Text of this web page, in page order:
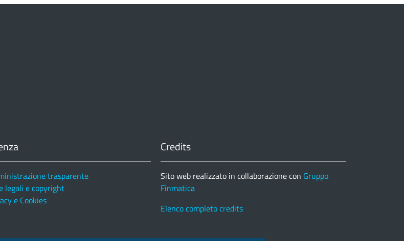
trasparente
legali e copyright
e Cookies
Credits
Sito web realizzato in collaborazione con Gruppo
Finmatica
Elenco completo credits